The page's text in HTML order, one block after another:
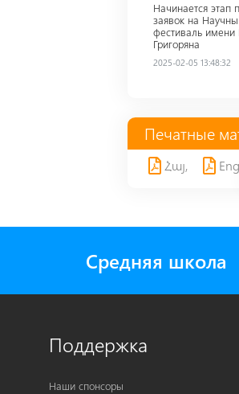
Начинается этап
заявок на
фестиваль имени
Григоряна
2025-02-05 13:48:32
Печатные
Հայ,
Средняя школа
Поддержка
Наши спонсоры